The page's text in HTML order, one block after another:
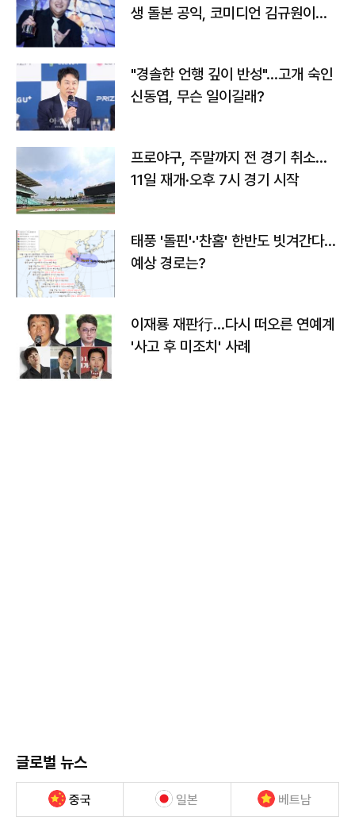
생 돌본 공익, 코미디언 김규원이었
"경솔한 언행 깊이 반성"…고개 숙인
신동엽, 무슨 일이길래?
프로야구, 주말까지 전 경기 취소…
11일 재개·오후 7시 경기 시작
태풍 '돌핀'·'찬홈' 한반도 빗겨간다…
예상 경로는?
이재룡 재판行…다시 떠오른 연예계
'사고 후 미조치' 사례
글로벌 뉴스
중국 일본 베트남